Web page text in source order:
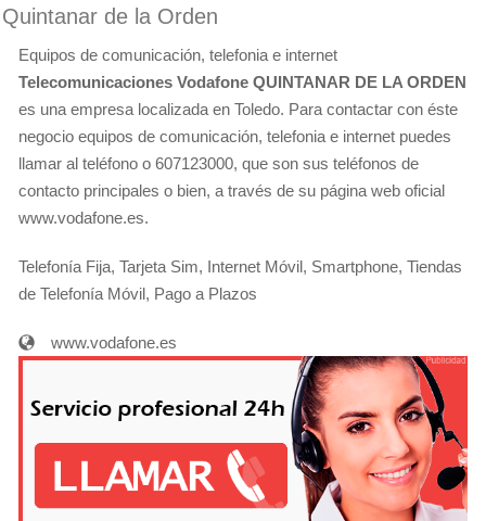
Quintanar de la Orden
Equipos de comunicación, telefonia e internet
Telecomunicaciones Vodafone QUINTANAR DE LA ORDEN
es una empresa localizada en Toledo. Para contactar con éste
negocio equipos de comunicación, telefonia e internet puedes
llamar al teléfono o 607123000, que son sus teléfonos de
contacto principales o bien, a través de su página web oficial
www.vodafone.es.
Telefonía Fija, Tarjeta Sim, Internet Móvil, Smartphone, Tiendas
de Telefonía Móvil, Pago a Plazos
www.vodafone.es